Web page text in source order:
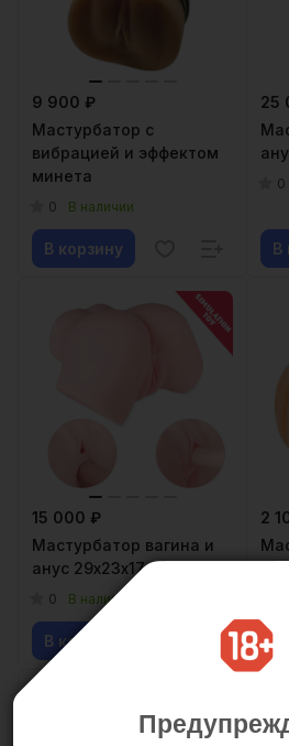
9 900 ₽
Мастурбатор с
вибрацией и эффектом
минета
0 В наличии
В корзину
25
0
В
15 000 ₽
Мастурбатор вагина и
анус 29х23х17 см
0 В наличии
В корзину
2
В